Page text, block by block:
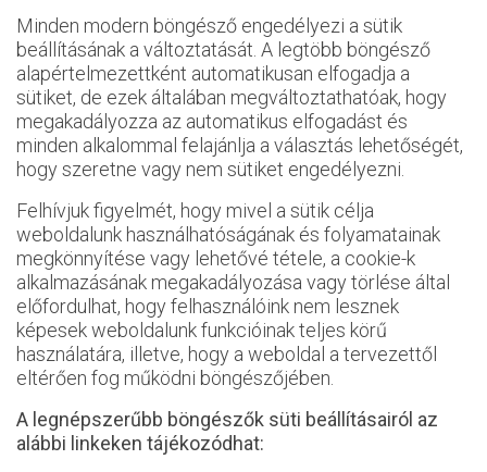
Minden modern böngésző engedélyezi a sütik
beállításának a változtatását. A legtöbb böngésző
alapértelmezettként automatikusan elfogadja a
sütiket, de ezek általában megváltoztathatóak, hogy
megakadályozza az automatikus elfogadást és
minden alkalommal felajánlja a választás lehetőségét,
hogy szeretne vagy nem sütiket engedélyezni.
Felhívjuk figyelmét, hogy mivel a sütik célja
weboldalunk használhatóságának és folyamatainak
megkönnyítése vagy lehetővé tétele, a cookie-k
alkalmazásának megakadályozása vagy törlése által
előfordulhat, hogy felhasználóink nem lesznek
képesek weboldalunk funkcióinak teljes körű
használatára, illetve, hogy a weboldal a tervezettől
eltérően fog működni böngészőjében.
A legnépszerűbb böngészők süti beállításairól az
alábbi linkeken tájékozódhat: